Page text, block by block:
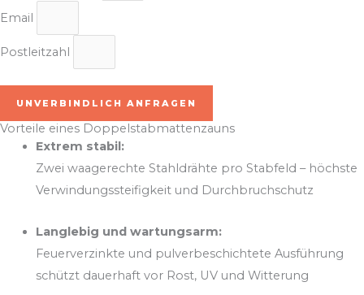
Email
Postleitzahl
UNVERBINDLICH ANFRAGEN
Vorteile eines Doppelstabmattenzauns
Extrem stabil:
Zwei waagerechte Stahldrähte pro Stabfeld – höchste
Verwindungssteifigkeit und Durchbruchschutz
Langlebig und wartungsarm:
Feuerverzinkte und pulverbeschichtete Ausführung
schützt dauerhaft vor Rost, UV und Witterung